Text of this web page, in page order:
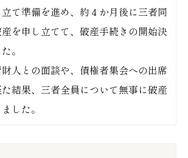
て準備を進め、約４か月後に三者同
を申し立てて、破産手続きの開始決
。
人との面談や、債権者集会への出席
結果、三者全員について無事に破産
した。